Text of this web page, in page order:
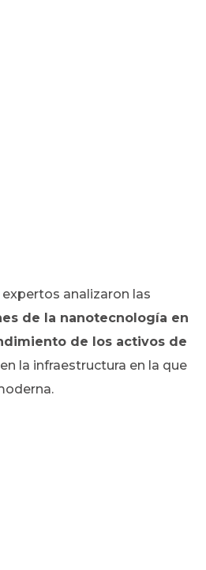
analizaron las
de la nanotecnología en
de los activos de
la infraestructura en la que